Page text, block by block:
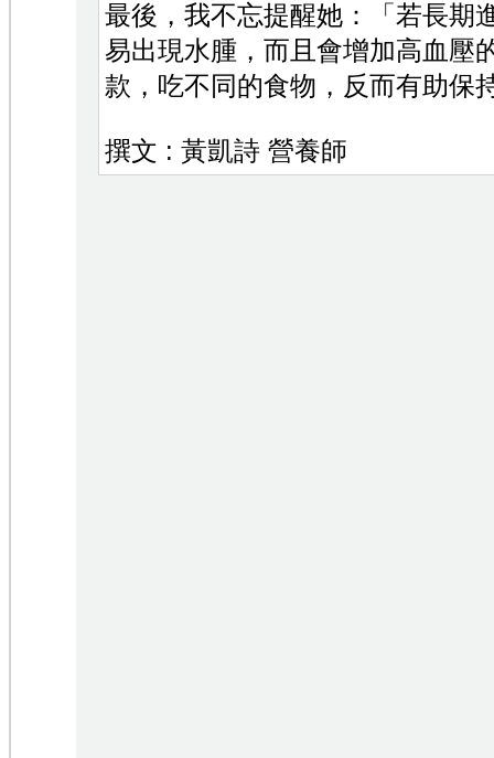
最後，我不忘提醒她：「若長期
易出現水腫，而且會增加高血壓
款，吃不同的食物，反而有助保
撰文 : 黃凱詩 營養師